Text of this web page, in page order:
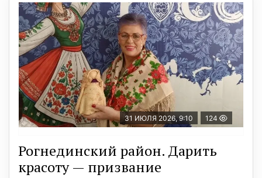
31 ИЮЛЯ 2026, 9:10 124
Рогнединский район. Дарить
красоту — призвание